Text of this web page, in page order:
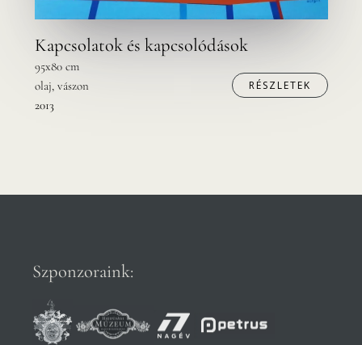
Kapcsolatok és kapcsolódások
95x80 cm
olaj, vászon
2013
RÉSZLETEK
Szponzoraink: